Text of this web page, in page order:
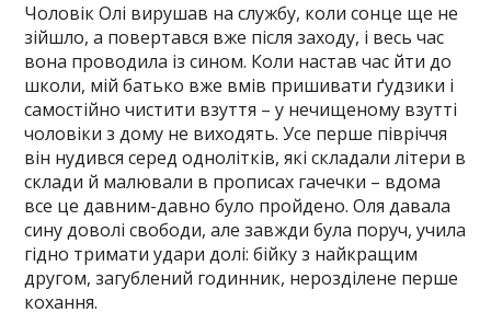
Чоловік Олі вирушав на службу, коли сонце ще не
зійшло, а повертався вже після заходу, і весь час
вона проводила із сином. Коли настав час йти до
школи, мій батько вже вмів пришивати ґудзики і
самостійно чистити взуття – у нечищеному взутті
чоловіки з дому не виходять. Усе перше півріччя
він нудився серед однолітків, які складали літери в
склади й малювали в прописах гачечки – вдома
все це давним-давно було пройдено. Оля давала
сину доволі свободи, але завжди була поруч, учила
гідно тримати удари долі: бійку з найкращим
другом, загублений годинник, нерозділене перше
кохання.